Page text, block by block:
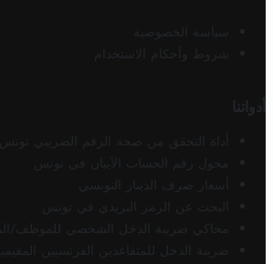
سياسة الخصوصية
شروط وأحكام الاستخدام
أدواتنا
أداة التحقق من صحة الرقم الضريبي تونس
محول رقم الحساب الآيبان في تونس
أسعار صرف الدينار التونسي
البحث عن الرمز البريدي في تونس
محاكي ضريبة الدخل الشخصي للموظف/
ضريبة الدخل للمتقاعدين الفرنسيين